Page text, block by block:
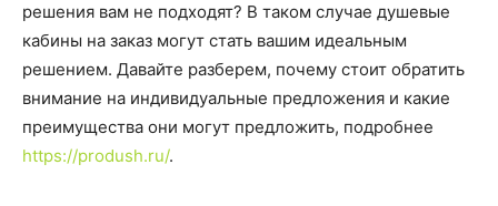
решения вам не подходят? В таком случае душевые
кабины на заказ могут стать вашим идеальным
решением. Давайте разберем, почему стоит обратить
внимание на индивидуальные предложения и какие
преимущества они могут предложить, подробнее
https://prodush.ru/.